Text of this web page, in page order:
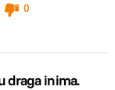
0
draga inima.